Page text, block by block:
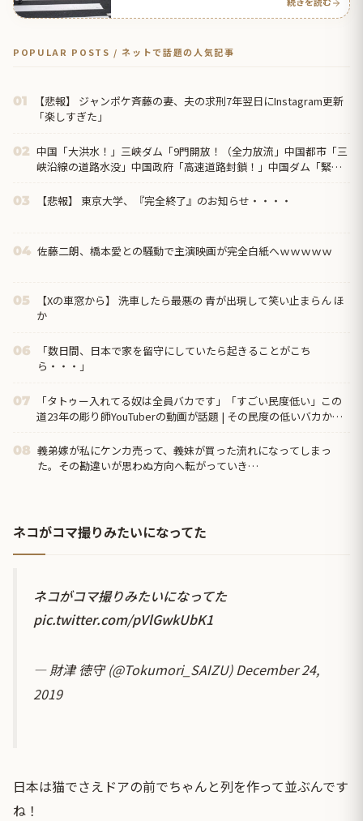
POPULAR POSTS / ネットで話題の人気記事
01
【悲報】 ジャンポケ斉藤の妻、夫の求刑7年翌日にInstagram更新
「楽しすぎた」
02 中国「大洪水！」三峡ダム「9門開放！（全力放流」中国都市「三
峡沿線の道路水没」中国政府「高速道路封鎖！」中国ダム「緊急
03 【悲報】 東京大学、『完全終了』のお知らせ・・・・
04 佐藤二朗、橋本愛との騒動で主演映画が完全白紙へｗｗｗｗｗ
05
【Xの車窓から】 洗車したら最悪の 青が出現して笑い止まらん ほ
か
06
「数日間、日本で家を留守にしていたら起きることがこち
ら・・・」
07
「タトゥー入れてる奴は全員バカです」「すごい民度低い」この
道23年の彫り師YouTuberの動画が話題 | その民度の低いバカから
08 義弟嫁が私にケンカ売って、義妹が買った流れになってしまっ
た。その勘違いが思わぬ方向へ転がっていき…
ネコがコマ撮りみたいになってた
ネコがコマ撮りみたいになってた
pic.twitter.com/pVlGwkUbK1
— 財津 徳守 (@Tokumori_SAIZU)December 24,
2019
日本は猫でさえドアの前でちゃんと列を作って並ぶんです
ね！